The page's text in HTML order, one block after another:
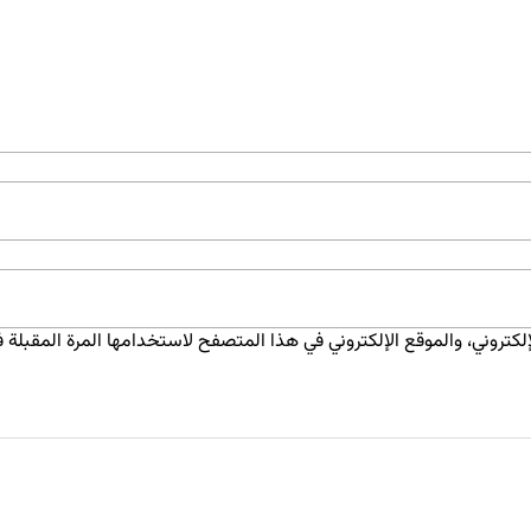
والموقع الإلكتروني في هذا المتصفح لاستخدامها المرة